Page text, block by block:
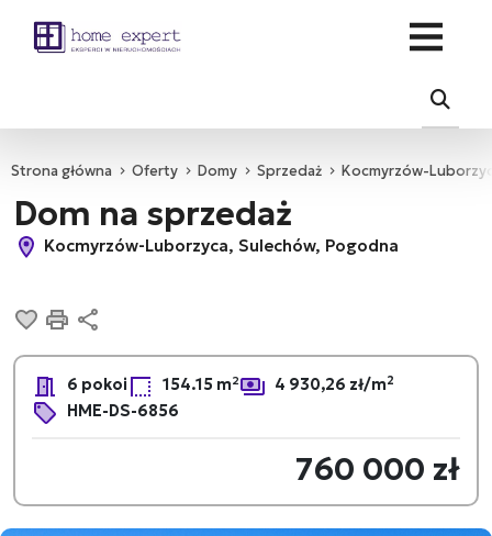
Strona główna Oferty Domy Sprzedaż Kocmyrzów-
Dom na sprzedaż
Kocmyrzów-Luborzyca, Sulechów, Pogodna
Dodaj do ulubionych
Drukuj
6 pokoi 154.15 m² 4 930,26 zł/m2
HME-DS-6856
760 000 zł